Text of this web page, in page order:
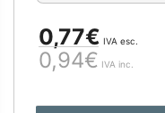
0,77€ IVA esc.
0,94€ IVA inc.